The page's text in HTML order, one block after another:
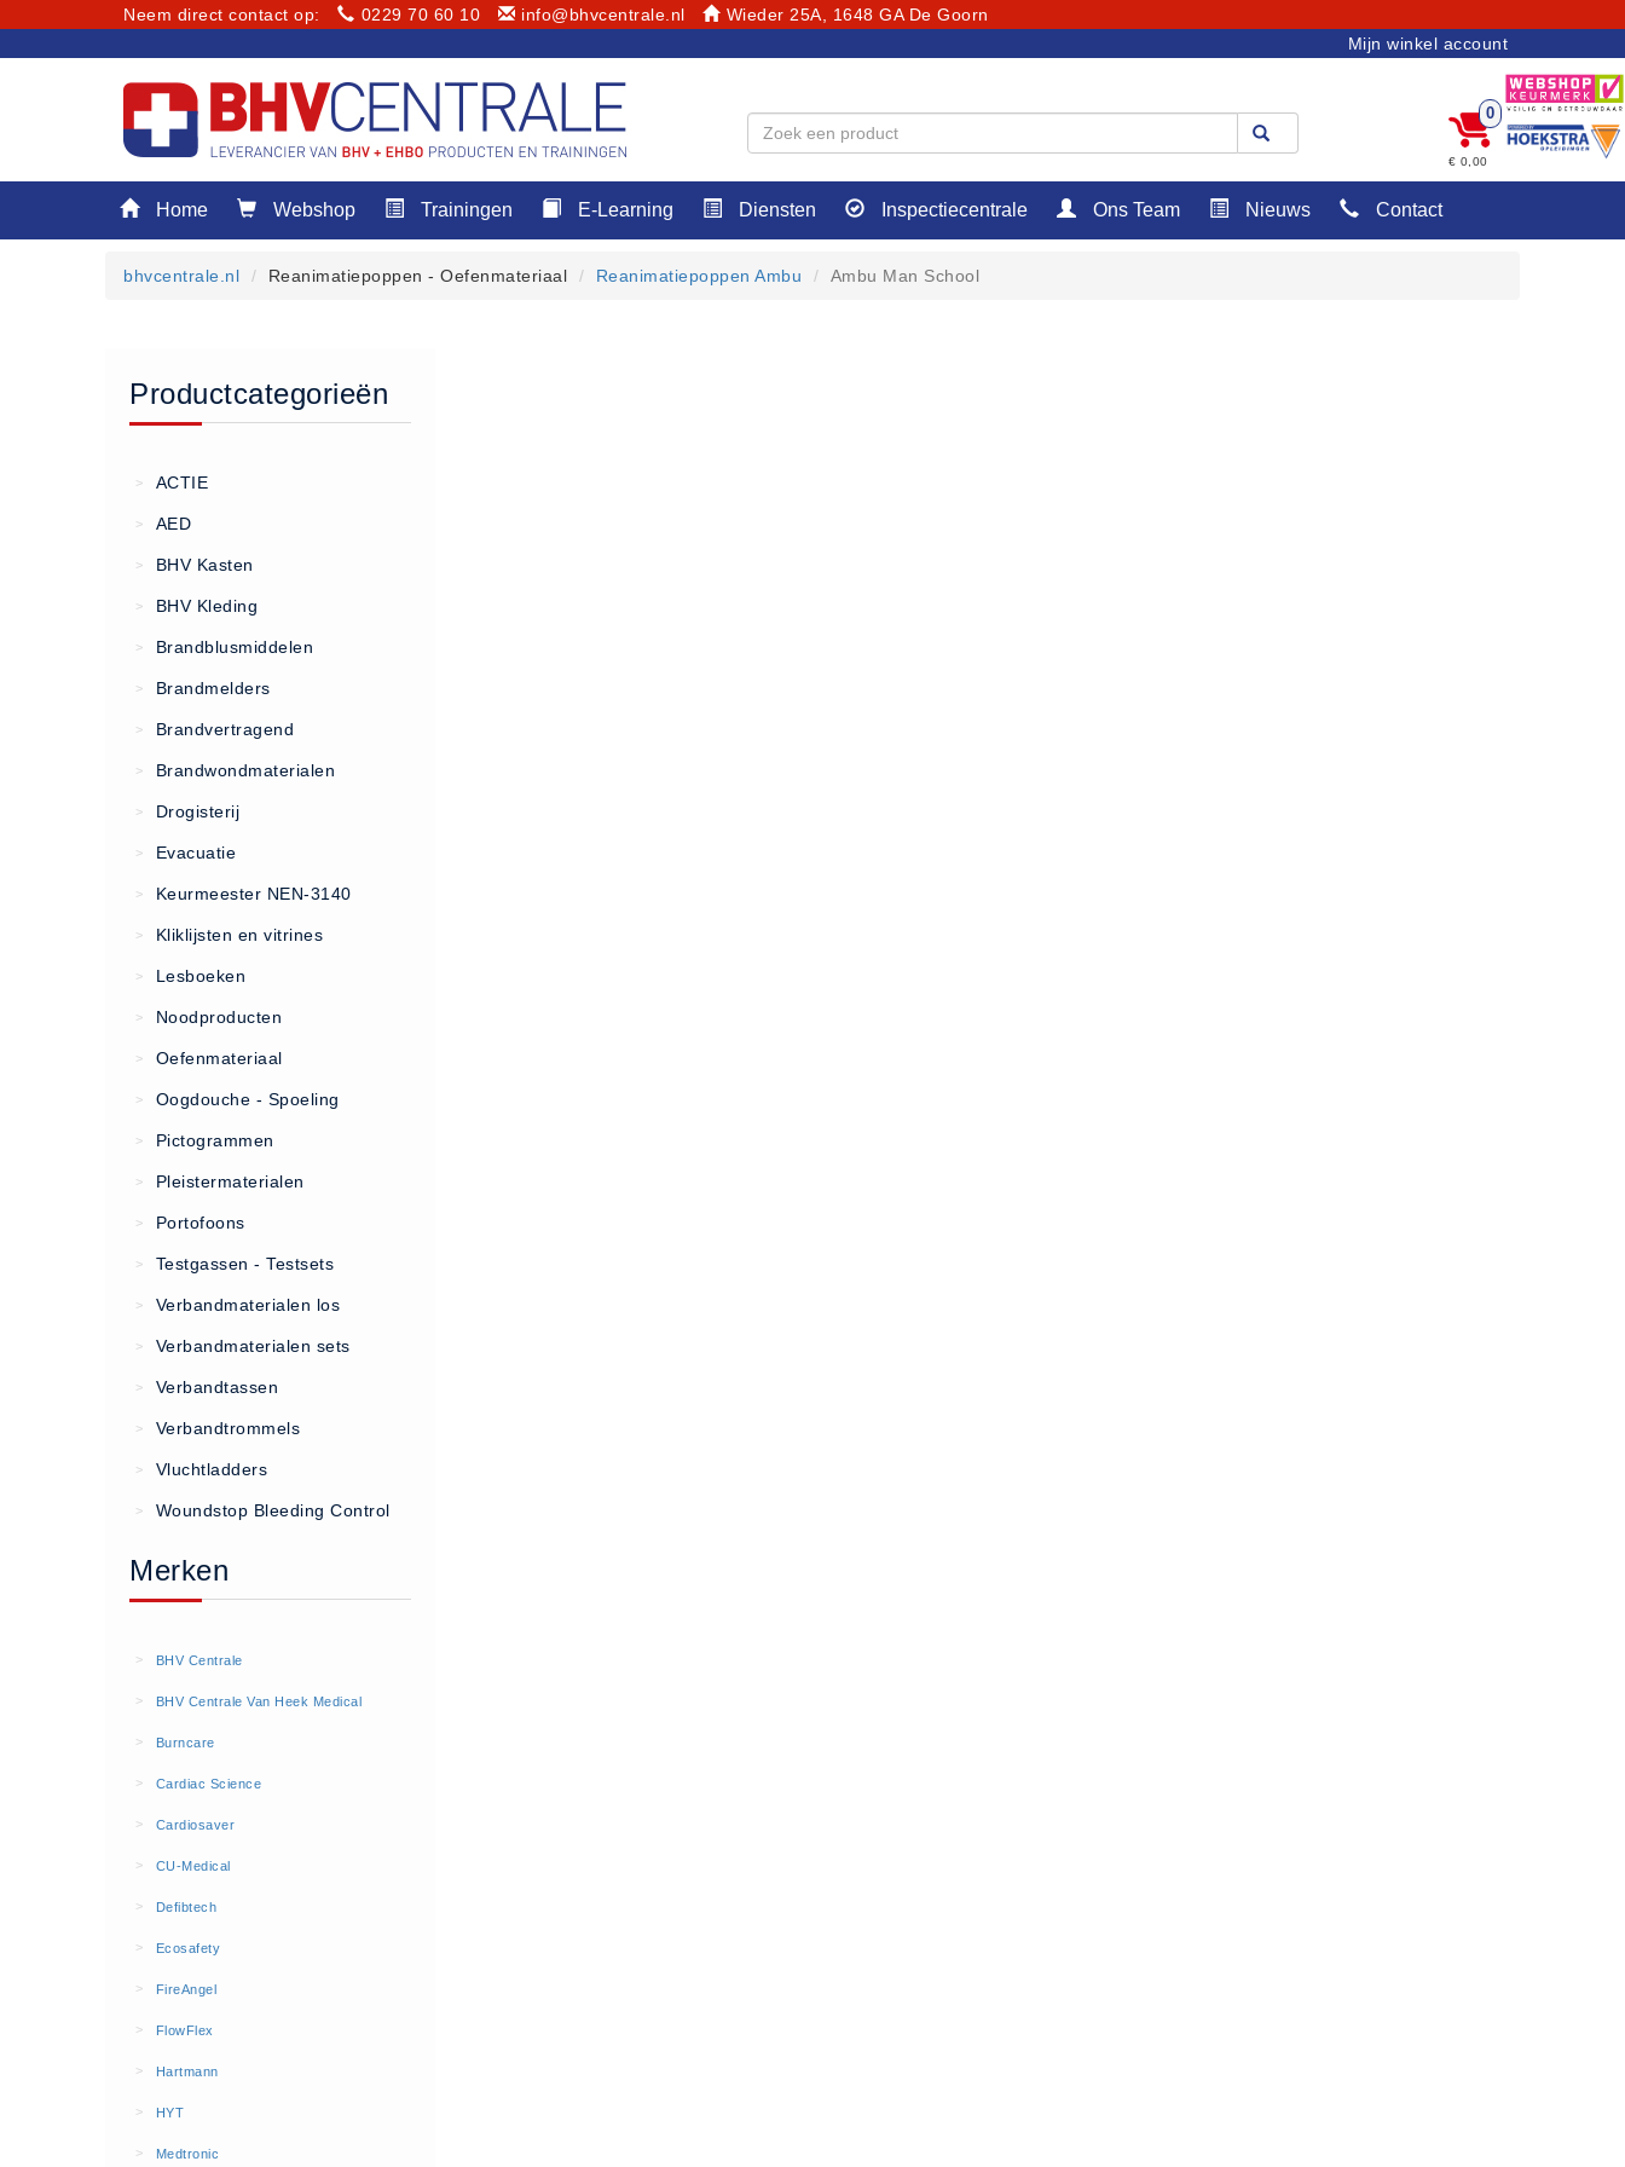
Neem direct contact op: 0229 70 60 10 info@bhvcentrale.nl Wieder 25A, 1648 GA De Goorn
Home
Keuringen
Bedrijfsnoodplannen
Inspectiecentrale
Ons Team
Nieuws
Contact
Algemene Voorwaarden
Vacatures
AED apparaten (11)
AED apparaten (11)
AED batterijen (12)
AED binnen - buiten kasten (11)
AED elektroden (18)
AED tassen (14)
BHV kasten (5)
BHV kasten (0)
Evacuatie - Zaklampen (0)
Kleding - Hesjes (0)
Brandblusmiddelen
Schuimblussers (6)
Brandmelders
CO melders (2)
Mijn winkel account
0
€ 0,00
Home Webshop Trainingen E-Learning Diensten Inspectiecentrale Ons Team Nieuws Contact
bhvcentrale.nl Reanimatiepoppen - Oefenmateriaal Reanimatiepoppen Ambu Ambu Man School
Productcategorieën
> ACTIE
> AED
> BHV Kasten
> BHV Kleding
> Brandblusmiddelen
> Brandmelders
> Brandvertragend
> Brandwondmaterialen
> Drogisterij
> Evacuatie
> Keurmeester NEN-3140
> Kliklijsten en vitrines
> Lesboeken
> Noodproducten
> Oefenmateriaal
> Oogdouche - Spoeling
> Pictogrammen
> Pleistermaterialen
> Portofoons
> Testgassen - Testsets
> Verbandmaterialen los
> Verbandmaterialen sets
> Verbandtassen
> Verbandtrommels
> Vluchtladders
> Woundstop Bleeding Control
Merken
> BHV Centrale
> BHV Centrale Van Heek Medical
> Burncare
> Cardiac Science
> Cardiosaver
> CU-Medical
> Defibtech
> Ecosafety
> FireAngel
> FlowFlex
> Hartmann
> HYT
> Medtronic